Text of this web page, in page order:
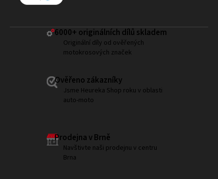
6000+ ​originálních dílů skladem
Originální díly od ověřených
motokrosových značek
Ověřeno zákazníky
Jsme Heureka Shop roku v oblasti
auto-moto
Prodejna v Brně
Navštivte naši prodejnu v centru
Brna